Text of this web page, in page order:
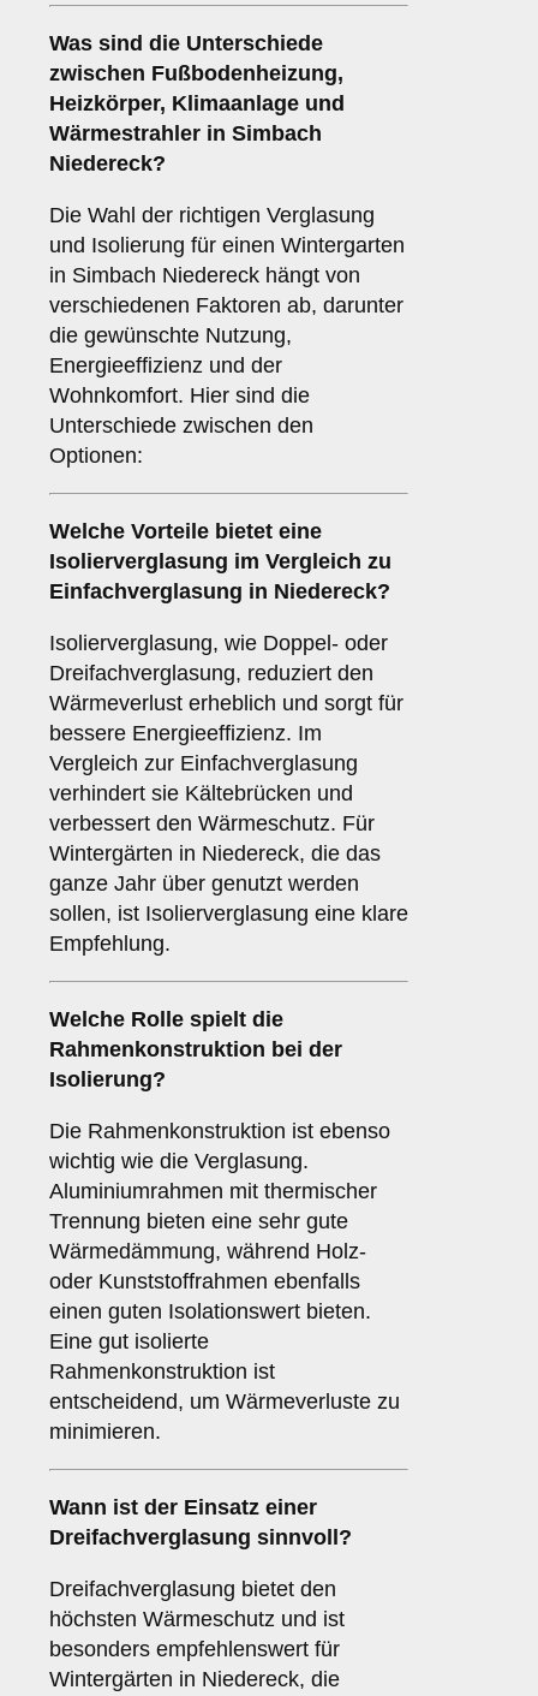
Was sind die Unterschiede
zwischen Fußbodenheizung,
Heizkörper, Klimaanlage und
Wärmestrahler in Simbach
Niedereck?
Die Wahl der richtigen Verglasung
und Isolierung für einen Wintergarten
in Simbach Niedereck hängt von
verschiedenen Faktoren ab, darunter
die gewünschte Nutzung,
Energieeffizienz und der
Wohnkomfort. Hier sind die
Unterschiede zwischen den
Optionen:
Welche Vorteile bietet eine
Isolierverglasung im Vergleich zu
Einfachverglasung in Niedereck?
Isolierverglasung, wie Doppel- oder
Dreifachverglasung, reduziert den
Wärmeverlust erheblich und sorgt für
bessere Energieeffizienz. Im
Vergleich zur Einfachverglasung
verhindert sie Kältebrücken und
verbessert den Wärmeschutz. Für
Wintergärten in Niedereck, die das
ganze Jahr über genutzt werden
sollen, ist Isolierverglasung eine klare
Empfehlung.
Welche Rolle spielt die
Rahmenkonstruktion bei der
Isolierung?
Die Rahmenkonstruktion ist ebenso
wichtig wie die Verglasung.
Aluminiumrahmen mit thermischer
Trennung bieten eine sehr gute
Wärmedämmung, während Holz-
oder Kunststoffrahmen ebenfalls
einen guten Isolationswert bieten.
Eine gut isolierte
Rahmenkonstruktion ist
entscheidend, um Wärmeverluste zu
minimieren.
Wann ist der Einsatz einer
Dreifachverglasung sinnvoll?
Dreifachverglasung bietet den
höchsten Wärmeschutz und ist
besonders empfehlenswert für
Wintergärten in Niedereck, die